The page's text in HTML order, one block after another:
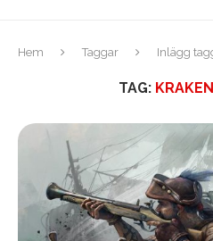
Hem Taggar Inlägg
TAG: